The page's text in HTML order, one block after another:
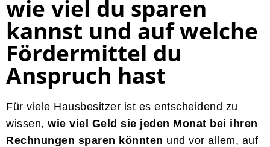
wie viel du sparen
kannst und auf welche
Fördermittel du
Anspruch hast
Für viele Hausbesitzer ist es entscheidend zu
wissen, wie viel Geld sie jeden Monat bei ihren
Rechnungen sparen könnten und vor allem, auf